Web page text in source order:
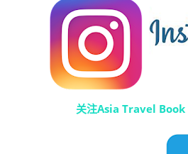
关注Asia Travel